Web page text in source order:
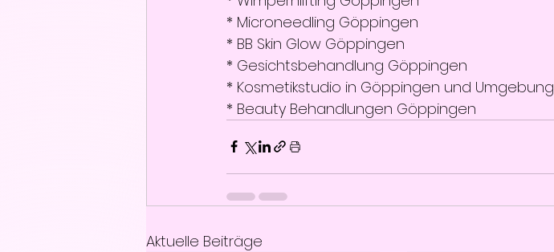
* Microneedling Göppingen
* BB Skin Glow Göppingen
* Gesichtsbehandlung Göppingen
* Kosmetikstudio in Göppingen und Umgebung
* Beauty Behandlungen Göppingen
Aktuelle Beiträge